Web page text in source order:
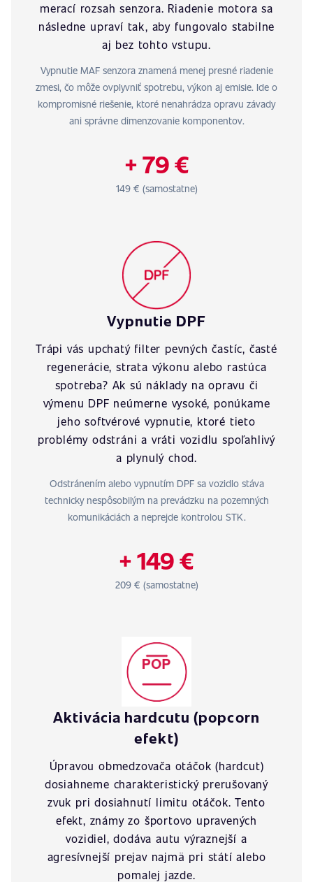
merací rozsah senzora. Riadenie motora sa
následne upraví tak, aby fungovalo stabilne
aj bez tohto vstupu.
Vypnutie MAF senzora znamená menej presné riadenie
zmesi, čo môže ovplyvniť spotrebu, výkon aj emisie. Ide o
kompromisné riešenie, ktoré nenahrádza opravu závady
ani správne dimenzovanie komponentov.
+ 79 €
149 € (samostatne)
Vypnutie DPF
Trápi vás upchatý filter pevných častíc, časté
regenerácie, strata výkonu alebo rastúca
spotreba? Ak sú náklady na opravu či
výmenu DPF neúmerne vysoké, ponúkame
jeho softvérové vypnutie, ktoré tieto
problémy odstráni a vráti vozidlu spoľahlivý
a plynulý chod.
Odstránením alebo vypnutím DPF sa vozidlo stáva
technicky nespôsobilým na prevádzku na pozemných
komunikáciách a neprejde kontrolou STK.
+ 149 €
209 € (samostatne)
Aktivácia hardcutu (popcorn
efekt)
Úpravou obmedzovača otáčok (hardcut)
dosiahneme charakteristický prerušovaný
zvuk pri dosiahnutí limitu otáčok. Tento
efekt, známy zo športovo upravených
vozidiel, dodáva autu výraznejší a
agresívnejší prejav najmä pri státí alebo
pomalej jazde.